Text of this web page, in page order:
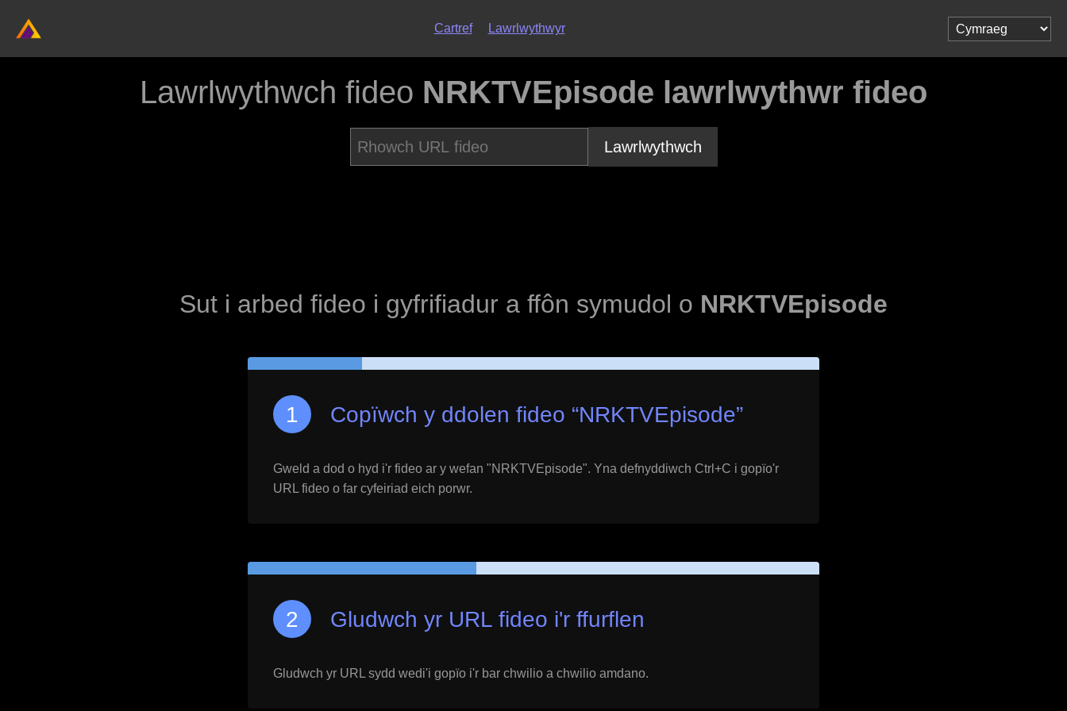
Cartref Lawrlwythwyr
Lawrlwythwch fideo NRKTVEpisode lawrlwythwr fideo
Lawrlwythwch
Sut i arbed fideo i gyfrifiadur a ffôn symudol o NRKTVEpisode
Copïwch y ddolen fideo “NRKTVEpisode”
Gweld a dod o hyd i'r fideo ar y wefan "NRKTVEpisode". Yna defnyddiwch Ctrl+C i gopïo'r
URL fideo o far cyfeiriad eich porwr.
Gludwch yr URL fideo i'r ffurflen
Gludwch yr URL sydd wedi'i gopïo i'r bar chwilio a chwilio amdano.